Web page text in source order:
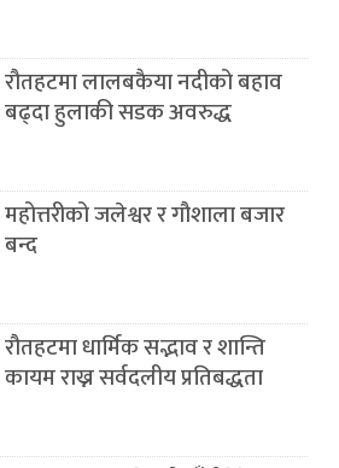
रौतहटमा लालबकैया नदीको बहाव
बढ्दा हुलाकी सडक अवरुद्ध
महोत्तरीको जलेश्वर र गौशाला बजार
बन्द
रौतहटमा धार्मिक सद्भाव र शान्ति
कायम राख्न सर्वदलीय प्रतिबद्धता